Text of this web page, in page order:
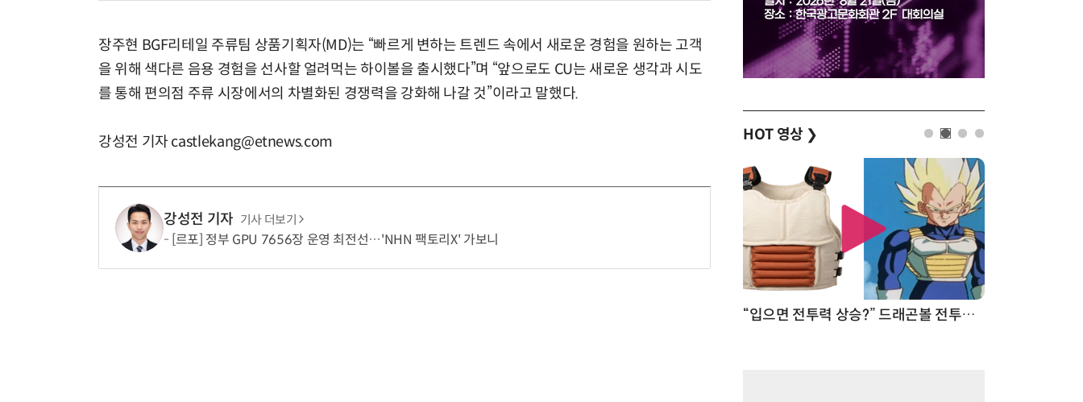
장주현 BGF리테일 주류팀 상품기획자(MD)는 “빠르게 변하는 트렌드 속에서 새로운 경험을 원하는 고객
을 위해 색다른 음용 경험을 선사할 얼려먹는 하이볼을 출시했다”며 “앞으로도 CU는 새로운 생각과 시도
를 통해 편의점 주류 시장에서의 차별화된 경쟁력을 강화해 나갈 것”이라고 말했다.
강성전 기자 castlekang@etnews.com
강성전 기자 기사 더보기
[르포] 정부 GPU 7656장 운영 최전선…'NHN 팩토리X' 가보니
HOT 영상 ❯
“입으면 전투력 상승?” 드래곤볼 전투복 닮은 중량조끼